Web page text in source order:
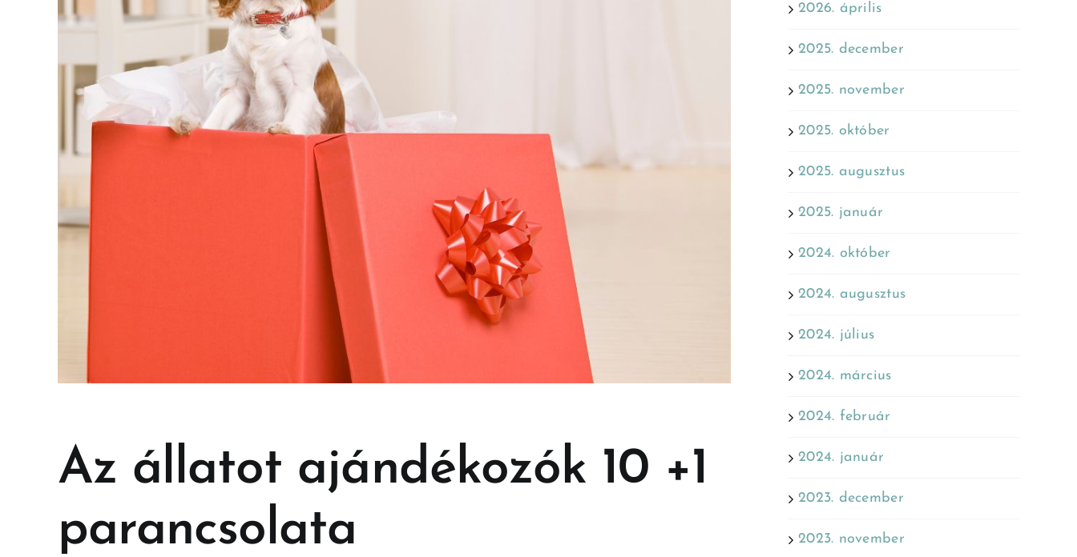
Az állatot ajándékozók 10 +1
parancsolata
2026. április
2025. december
2025. november
2025. október
2025. augusztus
2025. január
2024. október
2024. augusztus
2024. július
2024. március
2024. február
2024. január
2023. december
2023. november